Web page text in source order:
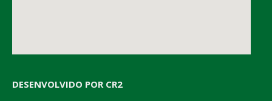
DESENVOLVIDO POR CR2